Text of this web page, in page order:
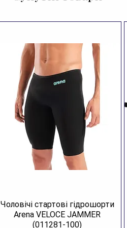
Чоловічі стартові гідрошорти
Arena VELOCE JAMMER
(011281-100)